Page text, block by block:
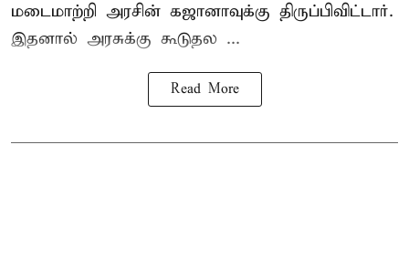
மடைமாற்றி அரசின் கஜானாவுக்கு திருப்பிவிட்டார்.
இதனால் அரசுக்கு கூடுதல ...
Read More